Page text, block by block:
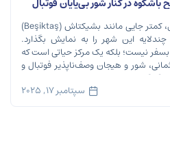
در میان تمام محله‌های استانبول، کمتر جایی مانند بشیکتاش (Beşiktaş)
این شهر را به نمایش بگذارد.
نیست؛ بلکه یک مرکز حیاتی است که
شور و هیجان وصف‌ناپذیر فوتبال و
[…]
سپتامبر 17, 2025